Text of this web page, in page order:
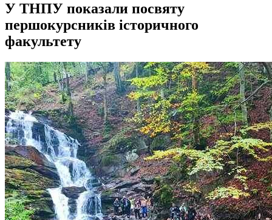
У ТНПУ показали посвяту
першокурсників історичного
факультету